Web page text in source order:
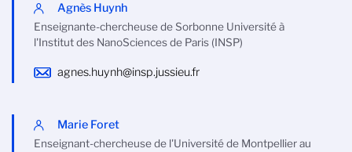
Agnès Huynh
Enseignante-chercheuse de Sorbonne Université à
l'Institut des NanoSciences de Paris (INSP)
agnes.huynh@insp.jussieu.fr
Marie Foret
Enseignant-chercheuse de l'Université de Montpellier au